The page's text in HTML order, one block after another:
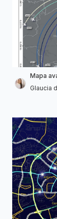
Mapa
Glaucia